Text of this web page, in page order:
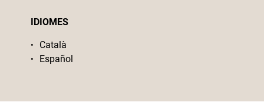
IDIOMES
Català
Español